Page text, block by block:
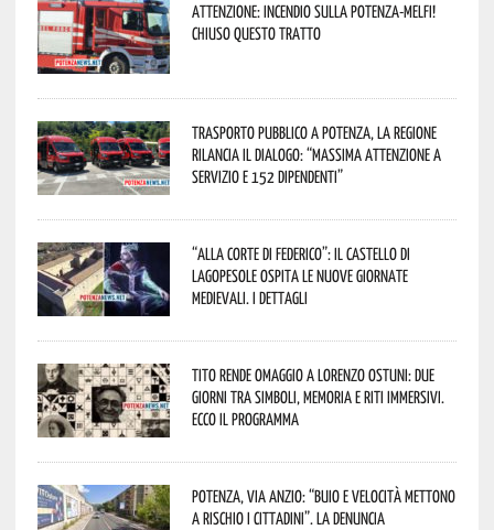
Attenzione: incendio sulla Potenza-Melfi!
Chiuso questo tratto
Trasporto pubblico a Potenza, la Regione
rilancia il dialogo: “Massima attenzione a
servizio e 152 dipendenti”
“Alla corte di Federico”: il Castello di
Lagopesole ospita le nuove Giornate
Medievali. I dettagli
Tito rende omaggio a Lorenzo Ostuni: due
giorni tra simboli, memoria e riti immersivi.
Ecco il programma
Potenza, Via Anzio: “Buio e velocità mettono
a rischio i cittadini”. La denuncia